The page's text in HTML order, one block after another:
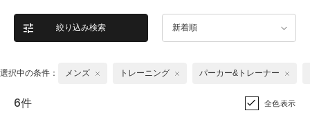
絞り込み検索 新着順
選択中の条件： メンズ トレーニング パーカー&トレーナー
6件 全色表示